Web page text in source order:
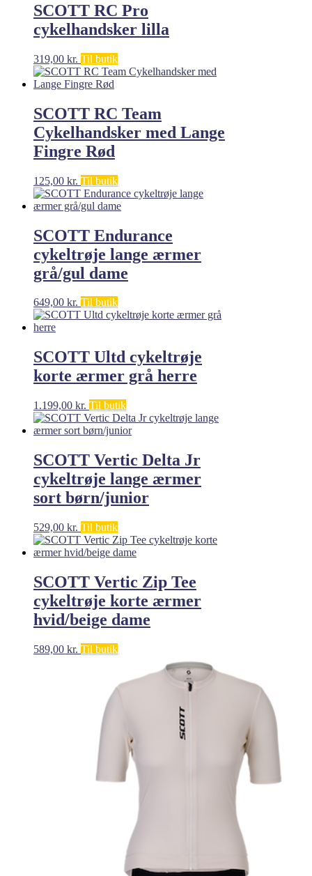
SCOTT RC Pro
cykelhandsker lilla
319,00 kr. Til butik
SCOTT RC Team
Cykelhandsker med Lange
Fingre Rød
125,00 kr. Til butik
SCOTT Endurance
cykeltrøje lange ærmer
grå/gul dame
649,00 kr. Til butik
SCOTT Ultd cykeltrøje
korte ærmer grå herre
1.199,00 kr. Til butik
SCOTT Vertic Delta Jr
cykeltrøje lange ærmer
sort børn/junior
529,00 kr. Til butik
SCOTT Vertic Zip Tee
cykeltrøje korte ærmer
hvid/beige dame
589,00 kr. Til butik